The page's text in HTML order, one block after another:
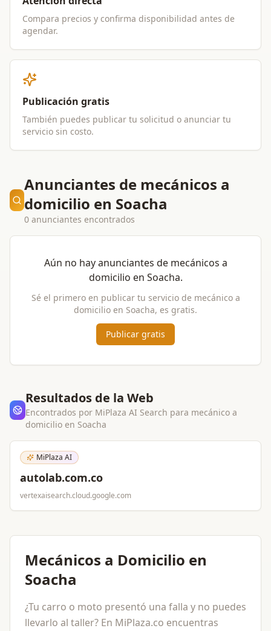
Compara precios y confirma disponibilidad antes de
agendar.
Publicación gratis
También puedes publicar tu solicitud o anunciar tu
servicio sin costo.
Anunciantes de mecánicos a
domicilio en Soacha
0 anunciantes encontrados
Aún no hay anunciantes de mecánicos a
domicilio en Soacha.
Sé el primero en publicar tu servicio de mecánico a
domicilio en Soacha, es gratis.
Publicar gratis
Resultados de la Web
Encontrados por MiPlaza AI Search para mecánico a
domicilioen Soacha
MiPlaza AI
autolab.com.co
vertexaisearch.cloud.google.com
Mecánicos a Domicilio en
Soacha
¿Tu carro o moto presentó una falla y no puedes
llevarlo al taller? En MiPlaza.co encuentras